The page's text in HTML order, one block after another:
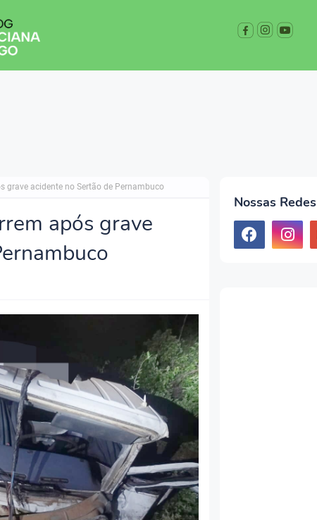
grave acidente no Sertão de Pernambuco
após grave
Nossas Redes